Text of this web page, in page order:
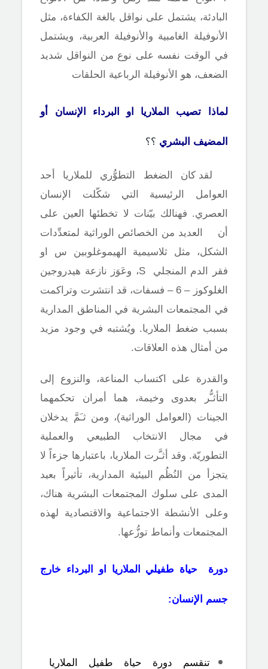
البادئة، يشتمل على نواقل بالغة الكفاءة، مثل
الأنوفيلة الغامبية والأنوفيلة العربية، ويشتمل
في الوقت نفسه على نوع من النواقل شديد
الضعف، هو الأنوفيلة الرباعية الحلقات
لماذا تصيب الملاريا او البرداء الإنسان أو
المضيف البشري ؟؟
لقد كان الضغط التطوُّري للملاريا أحد
العوامل الرئيسية التي شكّلت الإنسان
العصري. فهنالك بيّنات لا تخطئها العين على
أن
العديد من الخصائص الوراثية لمتعدِّدات
الشكل، مثل ثلاسيمية الهيموغلوبين س او
فقر الدم المنجليS، وعَوَز نازعة هيدروجين
الغلوكوز–
6
–فسفات، قد انتشرت وتراكمت
في المجتمعات البشرية في المناطق المدارية
بسبب ضغط الملاريا. ويُشتبه في وجود مزيد
من أمثال هذه العلاقات.
والقدرة على اكتساب المناعة، والنزوع إلى
التأثـُّر بعدوى وخيمة، هما أمران تحكمهما
الجينات (العوامل الوراثية)، ومن ثـَمَّ يدخلان
في مجال الانتخاب الطبيعي والعملية
التطوريّة. وقد أثـَّرت الملاريا، باعتبارها جزءاً لا
يتجزأ من النُظُم البيئية المدارية، تأثيراً بعيد
المدى على سلوك المجتمعات البشرية هناك،
وعلى الأنشطة الاجتماعية والاقتصادية لهذه
المجتمعات وأنماط توزُّعها.
دورة حياة طفيلي الملاريا او البرداء خارج
جسم الإنسان:
تنقسم دورة حياة طفيل الملاريا